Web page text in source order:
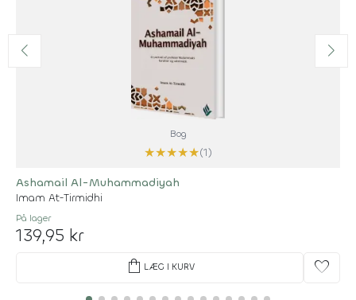
Bog
★★★★★(1)
Ashamail Al-Muhammadiyah
Imam At-Tirmidhi
På lager
139,95 kr
shopping_bag LÆG I KURV favorite